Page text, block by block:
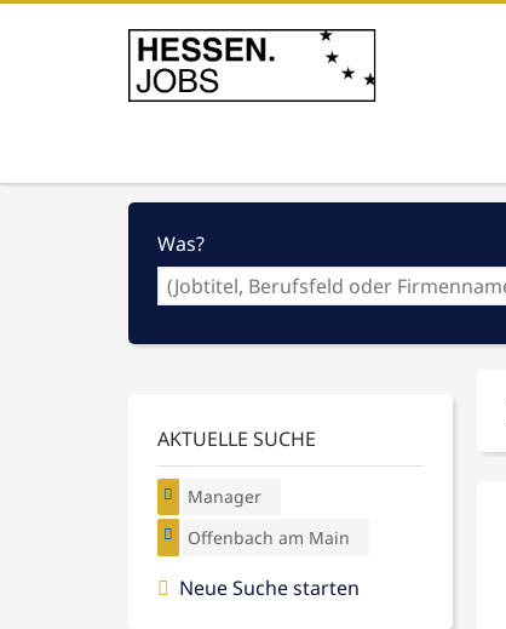
Was?
AKTUELLE SUCHE
Manager
Offenbach am Main
Neue Suche starten